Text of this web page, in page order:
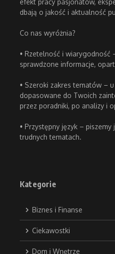
efekt pracy pasjonatów,
dbają o jakość i aktualność
Co nas wyróżnia?
• Rzetelność i wiarygodność
sprawdzone informacje,
• Szeroki zakres tematów –
dopasowane do Twoich
przez poradniki, po analizy i
• Przystępny język –
trudnych tematach.
Kategorie
Biznes i Finanse
Ciekawostki
Dom i Wnętrze